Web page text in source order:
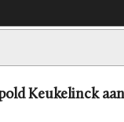
Keukelinck aan